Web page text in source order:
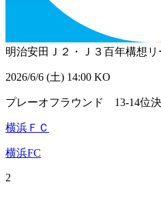
明治安田Ｊ２・Ｊ３百年構想リ
2026/6/6 (土) 14:00 KO
プレーオフラウンド 13-14位
横浜ＦＣ
横浜FC
2